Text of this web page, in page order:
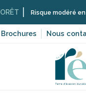
Brochures Nous
Risque modéré en
meublées de tourisme